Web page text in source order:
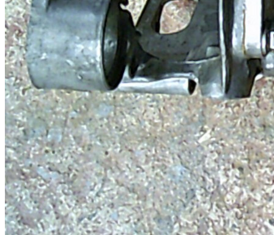
Caja cambios copa y copa turbo
Caja copa